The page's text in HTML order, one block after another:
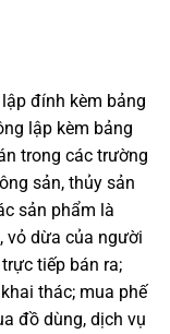
đính kèm bảng
lập kèm bảng
trong các trường
sản, thủy sản
sản phẩm là
vỏ dừa của người
tiếp bán ra;
thác; mua phế
đồ dùng, dịch vụ